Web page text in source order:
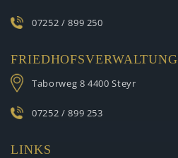
07252 / 899 250
FRIEDHOFSVERWALTUNG
Taborweg 8 4400 Steyr
07252 / 899 253
LINKS